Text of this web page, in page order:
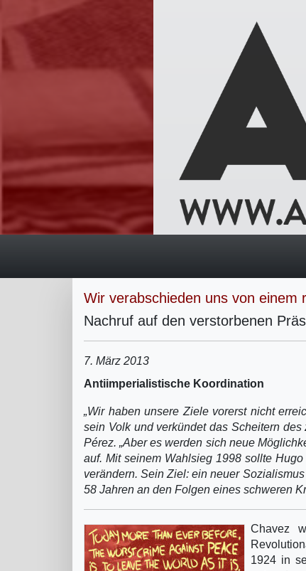
Wir verabschieden uns von einem
Nachruf auf den verstorbenen
7. März 2013
Antiimperialistische Koordination
„Wir haben unsere Ziele vorerst nicht
sein Volk und verkündet das Scheitern
Pérez. „Aber es werden sich neue
auf. Mit seinem Wahlsieg 1998 sollte
verändern. Sein Ziel: ein neuer
58 Jahren an den Folgen eines schweren
Chavez
1924 in